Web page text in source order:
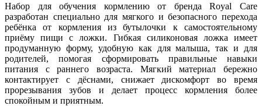
Набор для обучения кормлению от бренда Royal Care
разработан специально для мягкого и безопасного перехода
ребёнка от кормления из бутылочки к самостоятельному
приёму пищи с ложки. Гибкая силиконовая ложка имеет
продуманную форму, удобную как для малыша, так и для
родителей, помогая сформировать правильные навыки
питания с раннего возраста. Мягкий материал бережно
контактирует с дёснами, снижает дискомфорт во время
прорезывания зубов и делает процесс кормления более
спокойным и приятным.